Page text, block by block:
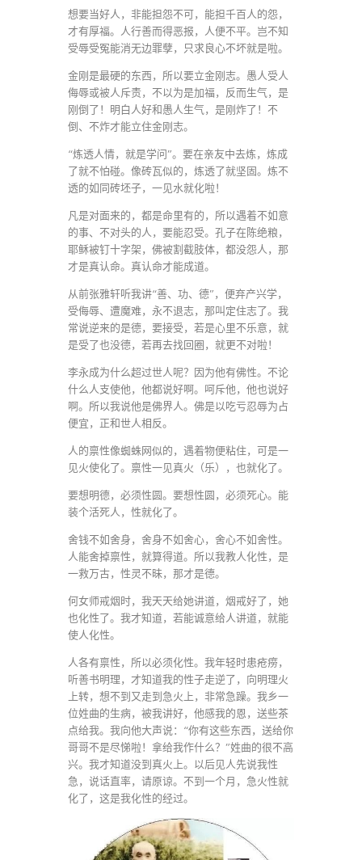
想要当好人，非能担怨不可，能担千百人的怨，
才有厚福。人行善而得恶报，人便不平。岂不知
受辱受冤能消无边罪孽，只求良心不坏就是啦。
金刚是最硬的东西，所以要立金刚志。愚人受人
侮辱或被人斥责，不以为是加福，反而生气，是
刚倒了！明白人好和愚人生气，是刚炸了！不
倒、不炸才能立住金刚志。
“炼透人情，就是学问”。要在亲友中去炼，炼成
了就不怕碰。像砖瓦似的，炼透了就坚固。炼不
透的如同砖坯子，一见水就化啦！
凡是对面来的，都是命里有的，所以遇着不如意
的事、不对头的人，要能忍受。孔子在陈绝粮，
耶稣被钉十字架，佛被割截肢体，都没怨人，那
才是真认命。真认命才能成道。
从前张雅轩听我讲“善、功、德”，便弃产兴学，
受侮辱、遭魔难，永不退志，那叫定住志了。我
常说逆来的是德，要接受，若是心里不乐意，就
是受了也没德，若再去找回圈，就更不对啦！
李永成为什么超过世人呢？因为他有佛性。不论
什么人支使他，他都说好啊。呵斥他，他也说好
啊。所以我说他是佛界人。佛是以吃亏忍辱为占
便宜，正和世人相反。
人的禀性像蜘蛛网似的，遇着物便粘住，可是一
见火使化了。禀性一见真火（乐），也就化了。
要想明德，必须性圆。要想性圆，必须死心。能
装个活死人，性就化了。
舍钱不如舍身，舍身不如舍心，舍心不如舍性。
人能舍掉禀性，就算得道。所以我教人化性，是
一救万古，性灵不昧，那才是德。
何女师戒烟时，我天天给她讲道，烟戒好了，她
也化性了。我才知道，若能诚意给人讲道，就能
使人化性。
人各有禀性，所以必须化性。我年轻时患疮痨，
听善书明理，才知道我的性子走逆了，向明理火
上转，想不到又走到急火上，非常急躁。我乡一
位姓曲的生病，被我讲好，他感我的恩，送些茶
点给我。我向他大声说：“你有这些东西，送给你
哥哥不是尽悌啦！拿给我作什么？”姓曲的很不高
兴。我才知道没到真火上。以后见人先说我性
急，说话直率，请原谅。不到一个月，急火性就
化了，这是我化性的经过。